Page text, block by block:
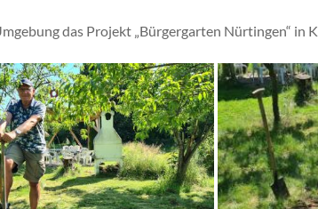
das Projekt „Bürgergarten Nürtingen“ in